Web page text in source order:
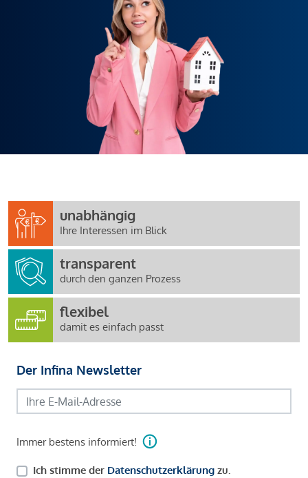
unabhängig
Ihre Interessen im Blick
transparent
durch den ganzen Prozess
flexibel
damit es einfach passt
Der Infina Newsletter
Immer bestens informiert!
Ich stimme der Datenschutzerklärung zu.